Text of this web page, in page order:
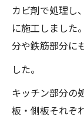
カビ剤で処理し
に施工しました
分や鉄筋部分に
した。
キッチン部分の
板・側板それぞ